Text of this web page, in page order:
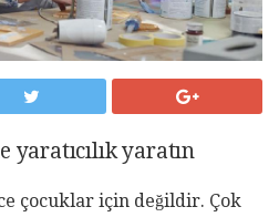
yaratın
çocuklar için değildir. Çok